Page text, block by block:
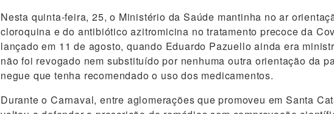
Nesta quinta-feira, 25, o Ministério da Saúde mantinha no ar
cloroquina e do antibiótico azitromicina no tratamento precoce da
lançado em 11 de agosto, quando Eduardo Pazuello ainda era
não foi revogado nem substituído por nenhuma outra orientação da
negue que tenha recomendado o uso dos medicamentos.
Durante o Carnaval, entre aglomerações que promoveu em Santa